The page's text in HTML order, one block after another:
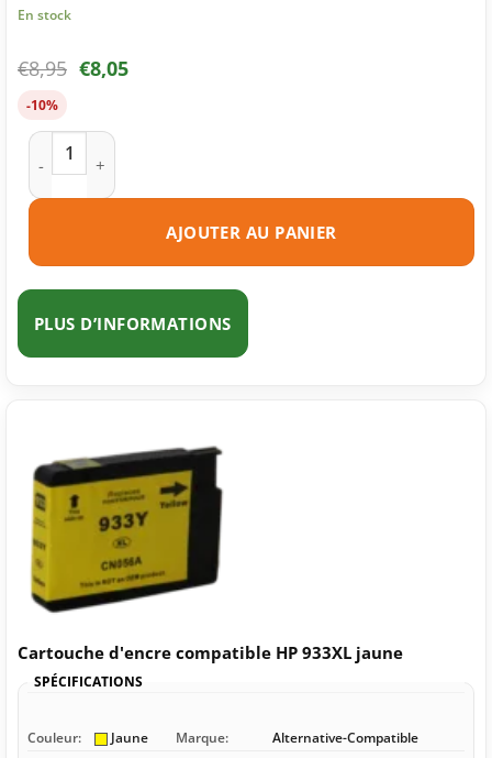
En stock
€8,95 €8,05
-10%
quantité de Cartouche d'encre compatible HP 933XL cyan
AJOUTER AU PANIER
PLUS D’INFORMATIONS
Cartouche d'encre compatible HP 933XL jaune
SPÉCIFICATIONS
Couleur: Jaune Marque:
Alternative-Compatible